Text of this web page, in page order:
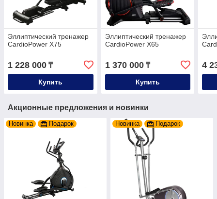
Эллиптический тренажер
CardioPower X75
1 228 000 ₸
Купить
Эллиптический тренажер
CardioPower X65
1 370 000₸
Купить
4
Акционные предложения и новинки
Новинка Подарок Новинка Подарок